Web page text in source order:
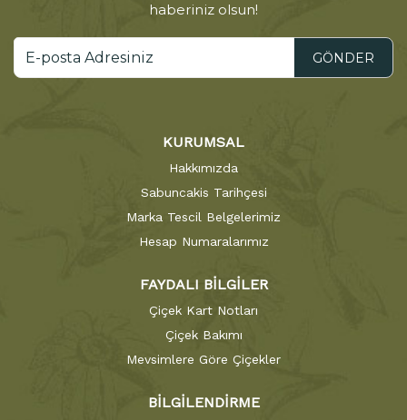
haberiniz olsun!
GÖNDER
KURUMSAL
Hakkımızda
Sabuncakis Tarihçesi
Marka Tescil Belgelerimiz
Hesap Numaralarımız
FAYDALI BİLGİLER
Çiçek Kart Notları
Çiçek Bakımı
Mevsimlere Göre Çiçekler
BİLGİLENDİRME